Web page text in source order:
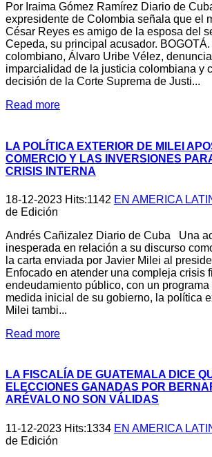
Por Iraima Gómez Ramírez Diario de
expresidente de Colombia señala que el
César Reyes es amigo de la esposa del
Cepeda, su principal acusador.
colombiano, Álvaro Uribe Vélez,
imparcialidad de la justicia colombiana y
decisión de la Corte Suprema de Justi...
Read more
LA POLÍTICA EXTERIOR DE MILEI
COMERCIO Y LAS INVERSIONES
CRISIS INTERNA
18-12-2023 Hits:1142 EN AMERICA
de Edición
Andrés Cañizalez Diario de Cuba Una
inesperada en relación a su discurso
la carta enviada por Javier Milei al
Enfocado en atender una compleja crisis
endeudamiento público, con un
medida inicial de su gobierno, la política
Milei tambi...
Read more
LA FISCALÍA DE GUATEMALA DICE
ELECCIONES GANADAS POR
ARÉVALO NO SON VÁLIDAS
11-12-2023 Hits:1334 EN AMERICA
de Edición